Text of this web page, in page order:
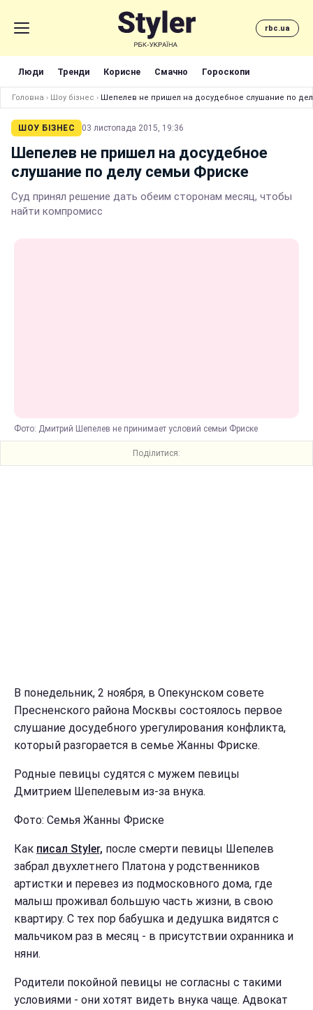
rbc.ua
Люди Тренди Корисне Смачно Гороскопи
Головна › Шоу бізнес › Шепелев не пришел на досудебное слушание по
ШОУ БІЗНЕС 03 листопада 2015, 19:36
Шепелев не пришел на досудебное
слушание по делу семьи Фриске
Суд принял решение дать обеим сторонам месяц, чтобы
найти компромисс
Фото: Дмитрий Шепелев не принимает условий семьи Фриске
Поділитися:
В понедельник, 2 ноября, в Опекунском совете
Пресненского района Москвы состоялось первое
слушание досудебного урегулирования конфликта,
который разгорается в семье Жанны Фриске.
Родные певицы судятся с мужем певицы
Дмитрием Шепелевым из-за внука.
Фото: Семья Жанны Фриске
Как писал Styler, после смерти певицы Шепелев
забрал двухлетнего Платона у родственников
артистки и перевез из подмосковного дома, где
малыш проживал большую часть жизни, в свою
квартиру. С тех пор бабушка и дедушка видятся с
мальчиком раз в месяц - в присутствии охранника и
няни.
Родители покойной певицы не согласны с такими
условиями - они хотят видеть внука чаще. Адвокат